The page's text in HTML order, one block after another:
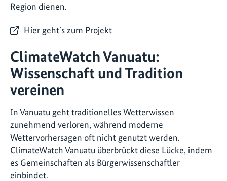
Region dienen.
Hier geht´s zum Projekt
ClimateWatch Vanuatu:
Wissenschaft und Tradition
vereinen
In Vanuatu geht traditionelles Wetterwissen
zunehmend verloren, während moderne
Wettervorhersagen oft nicht genutzt werden.
ClimateWatch Vanuatu überbrückt diese Lücke, indem
es Gemeinschaften als Bürgerwissenschaftler
einbindet.